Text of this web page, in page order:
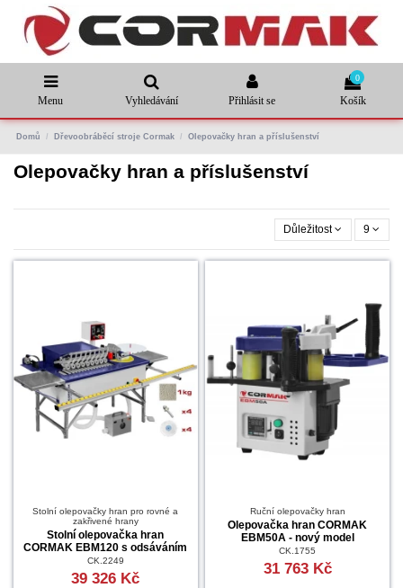
Menu Vyhledávání Přihlásit se
0
Košík
Domů Dřevoobráběcí stroje Cormak Olepovačky hran a příslušenství
Olepovačky hran a příslušenství
Důležitost 9
Stolní olepovačky hran pro rovné a
zakřivené hrany
Stolní olepovačka hran
CORMAK EBM120 s odsáváním
CK.2249
39 326 Kč
Ruční olepovačky hran
Olepovačka hran CORMAK
EBM50A - nový model
CK.1755
31 763 Kč